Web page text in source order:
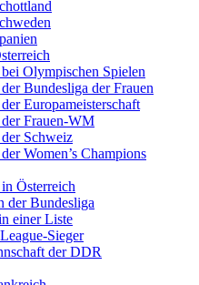
Olympischen Spielen
Bundesliga der Frauen
Europameisterschaft
Frauen-WM
Schweiz
Women’s Champions
Österreich
der Bundesliga
einer Liste
Sieger
der DDR